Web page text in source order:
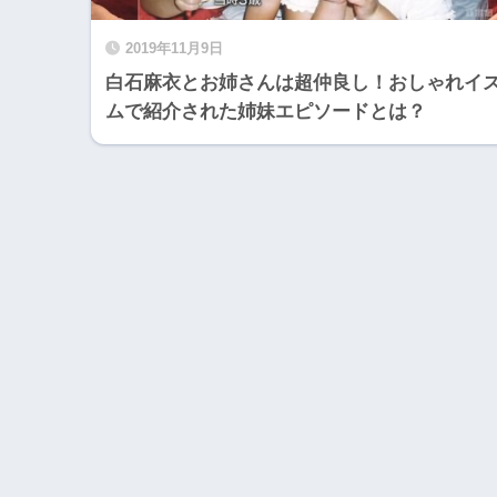
2019年11月9日
白石麻衣とお姉さんは超仲良し！おしゃれイ
ムで紹介された姉妹エピソードとは？